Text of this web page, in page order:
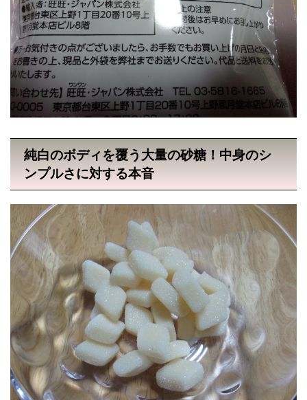
純白のボディを覆う大量の砂糖！中身のシ
ンプルさに対する本音